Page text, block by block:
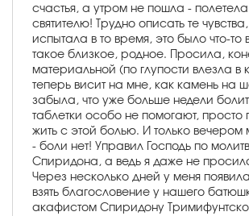
счастья, а утром не пошла -
святителю! Трудно описать те
испытала в то время, это было что-то
такое близкое, родное. Просила,
материальной (по глупости влезла в
теперь висит на мне, как камень на
забыла, что уже больше недели
таблетки особо не помогают, просто
жить с этой болью. И только вечером
- боли нет! Управил Господь по
Спиридона, а ведь я даже не
Через несколько дней у меня
взять благословение у нашего
акафистом Спиридону